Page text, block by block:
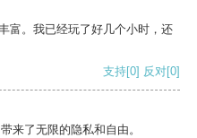
富。我已经玩了好几个小时，还
支持[0] 反对[0]
来了无限的隐私和自由。